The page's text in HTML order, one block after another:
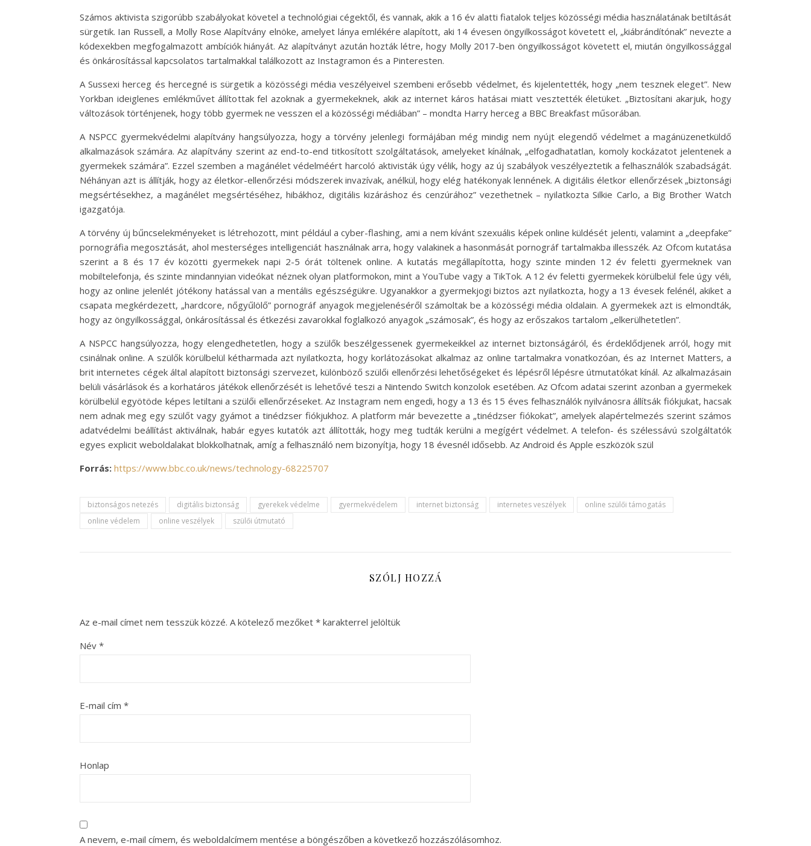
Számos aktivista szigorúbb szabályokat követel a technológiai cégektől, és vannak, akik a 16 év alatti fiatalok teljes közösségi média használatának betiltását
sürgetik. Ian Russell, a Molly Rose Alapítvány elnöke, amelyet lánya emlékére alapított, aki 14 évesen öngyilkosságot követett el, „kiábrándítónak” nevezte a
kódexekben megfogalmazott ambíciók hiányát. Az alapítványt azután hozták létre, hogy Molly 2017-ben öngyilkosságot követett el, miután öngyilkossággal
és önkárosítással kapcsolatos tartalmakkal találkozott az Instagramon és a Pinteresten.
A Sussexi herceg és hercegné is sürgetik a közösségi média veszélyeivel szembeni erősebb védelmet, és kijelentették, hogy „nem tesznek eleget”. New
Yorkban ideiglenes emlékművet állítottak fel azoknak a gyermekeknek, akik az internet káros hatásai miatt vesztették életüket. „Biztosítani akarjuk, hogy
változások történjenek, hogy több gyermek ne vesszen el a közösségi médiában” – mondta Harry herceg a BBC Breakfast műsorában.
A NSPCC gyermekvédelmi alapítvány hangsúlyozza, hogy a törvény jelenlegi formájában még mindig nem nyújt elegendő védelmet a magánüzenetküldő
alkalmazások számára. Az alapítvány szerint az end-to-end titkosított szolgáltatások, amelyeket kínálnak, „elfogadhatatlan, komoly kockázatot jelentenek a
gyermekek számára”. Ezzel szemben a magánélet védelméért harcoló aktivisták úgy vélik, hogy az új szabályok veszélyeztetik a felhasználók szabadságát.
Néhányan azt is állítják, hogy az életkor-ellenőrzési módszerek invazívak, anélkül, hogy elég hatékonyak lennének. A digitális életkor ellenőrzések „biztonsági
megsértésekhez, a magánélet megsértéséhez, hibákhoz, digitális kizáráshoz és cenzúrához” vezethetnek – nyilatkozta Silkie Carlo, a Big Brother Watch
igazgatója.
A törvény új bűncselekményeket is létrehozott, mint például a cyber-flashing, ami a nem kívánt szexuális képek online küldését jelenti, valamint a „deepfake”
pornográfia megosztását, ahol mesterséges intelligenciát használnak arra, hogy valakinek a hasonmását pornográf tartalmakba illesszék. Az Ofcom kutatása
szerint a 8 és 17 év közötti gyermekek napi 2-5 órát töltenek online. A kutatás megállapította, hogy szinte minden 12 év feletti gyermeknek van
mobiltelefonja, és szinte mindannyian videókat néznek olyan platformokon, mint a YouTube vagy a TikTok. A 12 év feletti gyermekek körülbelül fele úgy véli,
hogy az online jelenlét jótékony hatással van a mentális egészségükre. Ugyanakkor a gyermekjogi biztos azt nyilatkozta, hogy a 13 évesek felénél, akiket a
csapata megkérdezett, „hardcore, nőgyűlölő” pornográf anyagok megjelenéséről számoltak be a közösségi média oldalain. A gyermekek azt is elmondták,
hogy az öngyilkossággal, önkárosítással és étkezési zavarokkal foglalkozó anyagok „számosak”, és hogy az erőszakos tartalom „elkerülhetetlen”.
A NSPCC hangsúlyozza, hogy elengedhetetlen, hogy a szülők beszélgessenek gyermekeikkel az internet biztonságáról, és érdeklődjenek arról, hogy mit
csinálnak online. A szülők körülbelül kétharmada azt nyilatkozta, hogy korlátozásokat alkalmaz az online tartalmakra vonatkozóan, és az Internet Matters, a
brit internetes cégek által alapított biztonsági szervezet, különböző szülői ellenőrzési lehetőségeket és lépésről lépésre útmutatókat kínál. Az alkalmazásain
belüli vásárlások és a korhatáros játékok ellenőrzését is lehetővé teszi a Nintendo Switch konzolok esetében. Az Ofcom adatai szerint azonban a gyermekek
körülbelül egyötöde képes letiltani a szülői ellenőrzéseket. Az Instagram nem engedi, hogy a 13 és 15 éves felhasználók nyilvánosra állítsák fiókjukat, hacsak
nem adnak meg egy szülőt vagy gyámot a tinédzser fiókjukhoz. A platform már bevezette a „tinédzser fiókokat”, amelyek alapértelmezés szerint számos
adatvédelmi beállítást aktiválnak, habár egyes kutatók azt állították, hogy meg tudták kerülni a megígért védelmet. A telefon- és szélessávú szolgáltatók
egyes explicit weboldalakat blokkolhatnak, amíg a felhasználó nem bizonyítja, hogy 18 évesnél idősebb. Az Android és Apple eszközök szül
Forrás: https://www.bbc.co.uk/news/technology-68225707
biztonságos netezés digitális biztonság gyerekek védelme gyermekvédelem internet biztonság internetes veszélyek
online szülői támogatás
online védelem
online veszélyek szülői útmutató
SZÓLJ HOZZÁ
Az e-mail címet nem tesszük közzé. A kötelező mezőket * karakterrel jelöltük
Név *
E-mail cím *
Honlap
A nevem, e-mail címem, és weboldalcímem mentése a böngészőben a következő hozzászólásomhoz.